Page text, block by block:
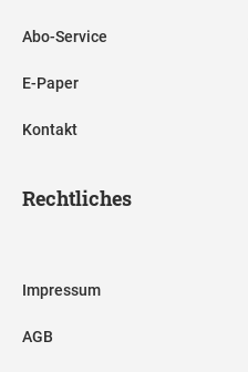
Abo-Service
E-Paper
Kontakt
Rechtliches
Impressum
AGB